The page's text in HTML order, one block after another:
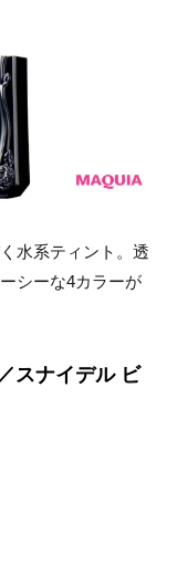
水系ティント。透
シーな4カラーが
スナイデル ビ